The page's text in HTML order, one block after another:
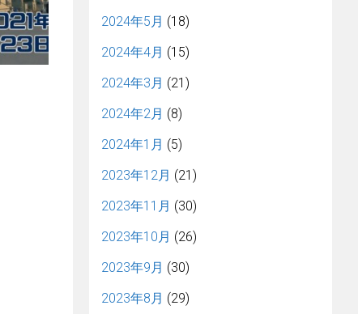
2024年5月 (18)
2024年4月 (15)
2024年3月 (21)
2024年2月 (8)
2024年1月 (5)
2023年12月 (21)
2023年11月 (30)
2023年10月 (26)
2023年9月 (30)
2023年8月 (29)